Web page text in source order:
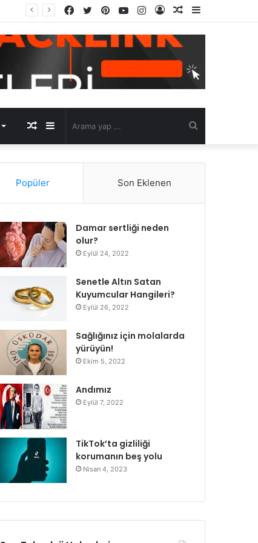
Kenar
Rastgele
Kayıt
Instagram
YouTube
Pinterest
Twitter
Facebook
yap
Kenar
Bölmesi
Rastgele
Makale
Popüler Son Eklenen
Damar sertliği neden
olur?
Eylül 24, 2022
Senetle Altın Satan
Kuyumcular Hangileri?
Eylül 26, 2022
Sağlığınız için molalarda
yürüyün!
Ekim 5, 2022
Andımız
Eylül 7, 2022
TikTok’ta gizliliği
korumanın beş yolu
Nisan 4, 2023